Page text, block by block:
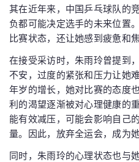
其在近年来，中国乒乓球队的
负都可能决定选手的未来位置
比赛状态，还让她感到疲惫和焦
在接受采访时，朱雨玲曾提到
不安，过度的紧张和压力让她
年岁的增长，她对比赛的态度
利的渴望逐渐被对心理健康的
能有效减压，可能会影响自己
量。因此，放弃全运会，成为
同时，朱雨玲的心理状态也与